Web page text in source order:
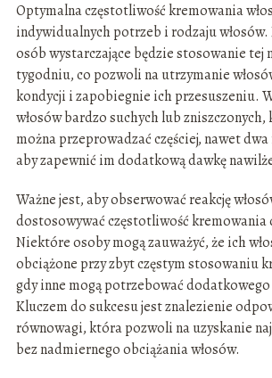
Optymalna częstotliwość kremowania
indywidualnych potrzeb i rodzaju włosów.
osób wystarczające będzie stosowanie tej
tygodniu, co pozwoli na utrzymanie
kondycji i zapobiegnie ich przesuszeniu.
włosów bardzo suchych lub
można przeprowadzać częściej, nawet
aby zapewnić im dodatkową dawkę
Ważne jest, aby obserwować reakcję
dostosowywać częstotliwość kremowania
Niektóre osoby mogą zauważyć, że ich
obciążone przy zbyt częstym stosowaniu
gdy inne mogą potrzebować
Kluczem do sukcesu jest znalezienie
równowagi, która pozwoli na uzyskanie
bez nadmiernego obciążania włosów.